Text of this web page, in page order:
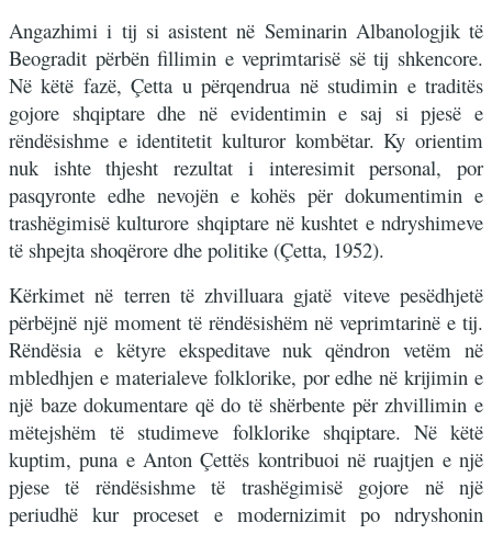
Angazhimi i tij si asistent në Seminarin Albanologjik të
Beogradit përbën fillimin e veprimtarisë së tij shkencore.
Në këtë fazë, Çetta u përqendrua në studimin e traditës
gojore shqiptare dhe në evidentimin e saj si pjesë e
rëndësishme e identitetit kulturor kombëtar. Ky orientim
nuk ishte thjesht rezultat i interesimit personal, por
pasqyronte edhe nevojën e kohës për dokumentimin e
trashëgimisë kulturore shqiptare në kushtet e ndryshimeve
të shpejta shoqërore dhe politike (Çetta, 1952).
Kërkimet në terren të zhvilluara gjatë viteve pesëdhjetë
përbëjnë një moment të rëndësishëm në veprimtarinë e tij.
Rëndësia e këtyre ekspeditave nuk qëndron vetëm në
mbledhjen e materialeve folklorike, por edhe në krijimin e
një baze dokumentare që do të shërbente për zhvillimin e
mëtejshëm të studimeve folklorike shqiptare. Në këtë
kuptim, puna e Anton Çettës kontribuoi në ruajtjen e një
pjese të rëndësishme të trashëgimisë gojore në një
periudhë kur proceset e modernizimit po ndryshonin